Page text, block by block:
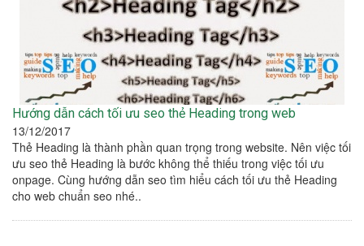
Hướng dẫn cách tối ưu seo thẻ Heading trong web
13/12/2017
Thẻ Heading là thành phần quan trọng trong website. Nên việc tối
ưu seo thẻ Heading là bước không thể thiếu trong việc tối ưu
onpage. Cùng hướng dẫn seo tìm hiểu cách tối ưu thẻ Heading
cho web chuẩn seo nhé..